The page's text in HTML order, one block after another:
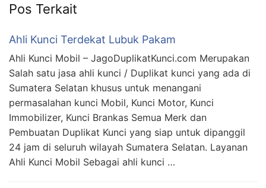
Pos Terkait
Ahli Kunci Terdekat Lubuk Pakam
Ahli Kunci Mobil – JagoDuplikatKunci.com Merupakan
Salah satu jasa ahli kunci / Duplikat kunci yang ada di
Sumatera Selatan khusus untuk menangani
permasalahan kunci Mobil, Kunci Motor, Kunci
Immobilizer, Kunci Brankas Semua Merk dan
Pembuatan Duplikat Kunci yang siap untuk dipanggil
24 jam di seluruh wilayah Sumatera Selatan. Layanan
Ahli Kunci Mobil Sebagai ahli kunci …